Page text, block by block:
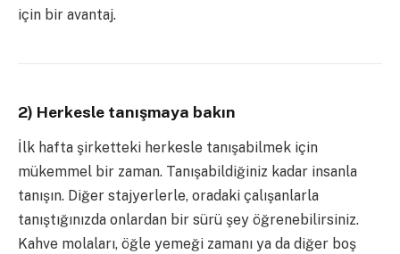
için bir avantaj.
2) Herkesle tanışmaya bakın
İlk hafta şirketteki herkesle tanışabilmek için
mükemmel bir zaman. Tanışabildiğiniz kadar insanla
tanışın. Diğer stajyerlerle, oradaki çalışanlarla
tanıştığınızda onlardan bir sürü şey öğrenebilirsiniz.
Kahve molaları, öğle yemeği zamanı ya da diğer boş